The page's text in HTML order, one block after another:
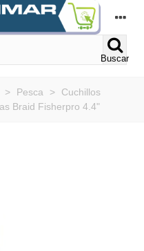
Buscar
> Pesca >
Cuchillos
Braid Fisherpro 4.4"